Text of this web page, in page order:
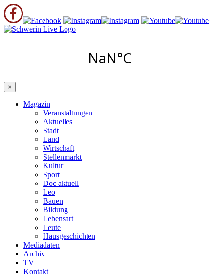
×
Magazin
Veranstaltungen
Aktuelles
Stadt
Land
Wirtschaft
Stellenmarkt
Kultur
Sport
Doc aktuell
Leo
Bauen
Bildung
Lebensart
Leute
Hausgeschichten
Mediadaten
Archiv
TV
Kontakt